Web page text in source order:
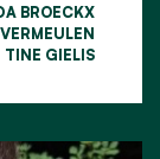
BROECKX
TINE GIELIS